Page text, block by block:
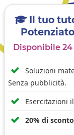
Il tuo
Disponibile
 Soluzioni
Senza pubblicità.
 Esercitazioni
 20% di sconto